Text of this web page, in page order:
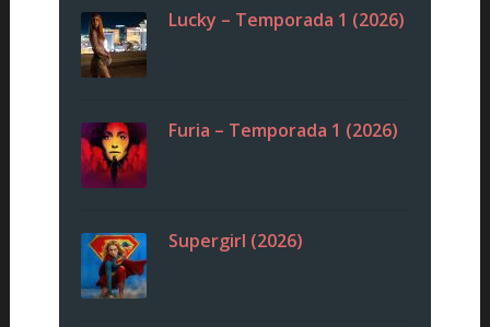
Lucky – Temporada 1 (2026)
Furia – Temporada 1 (2026)
Supergirl (2026)